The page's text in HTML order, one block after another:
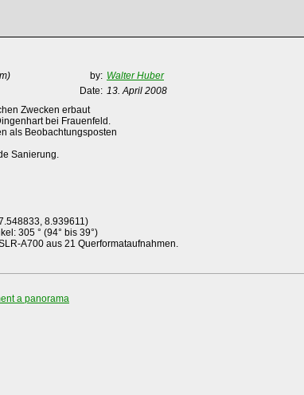
by: Walter Huber
Date: 13. April 2008
Zwecken erbaut
bei Frauenfeld.
als Beobachtungsposten
Sanierung.
8.939611)
305 ° (94° bis 39°)
A700 aus 21 Querformataufnahmen.
a panorama